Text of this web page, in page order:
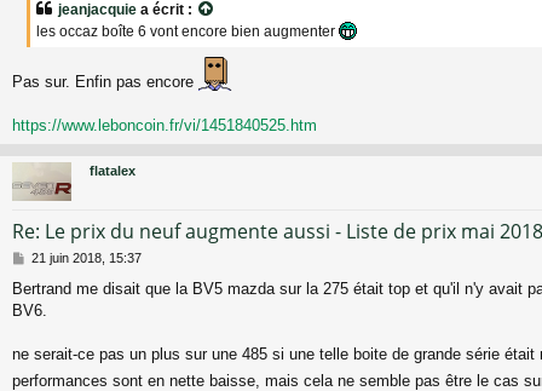
jeanjacquie a écrit :
les occaz boîte 6 vont encore bien augmenter
Pas sur. Enfin pas encore
https://www.leboncoin.fr/vi/1451840525.htm
flatalex
Re: Le prix du neuf augmente aussi - Liste de prix mai 2018
M
s
s
21 juin 2018, 15:37
Bertrand me disait que la BV5 mazda sur la 275 était top et qu'il n'y avait
BV6.
ne serait-ce pas un plus sur une 485 si une telle boite de grande série
performances sont en nette baisse, mais cela ne semble pas être le cas